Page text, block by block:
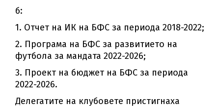
б:
1. Отчет на ИК на БФС за периода 2018-2022;
2. Програма на БФС за развитието на
футбола за мандата 2022-2026;
3. Проект на бюджет на БФС за периода
2022-2026.
Делегатите на клубовете пристигнаха